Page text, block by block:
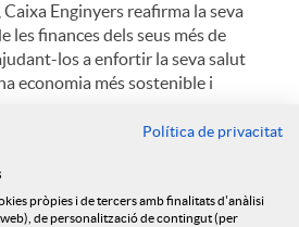
Enginyers reafirma la seva
les finances dels seus més de
los a enfortir la seva salut
economia més sostenible i
Política de privacitat
pròpies i de tercers amb finalitats d'anàlisi
de personalització de contingut (per